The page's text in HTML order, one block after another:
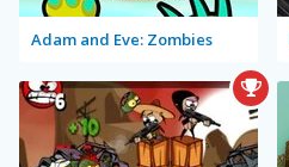
Adam and Eve: Zombies